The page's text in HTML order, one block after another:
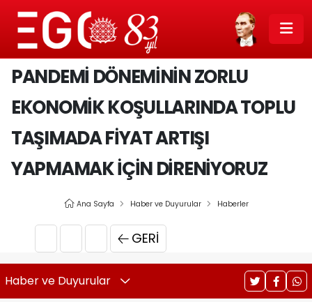
PANDEMİ DÖNEMİNİN ZORLU
EKONOMİK KOŞULLARINDA TOPLU
TAŞIMADA FİYAT ARTIŞI
YAPMAMAK İÇİN DİRENİYORUZ
Ana Sayfa Haber ve Duyurular Haberler
GERI
Haber ve Duyurular